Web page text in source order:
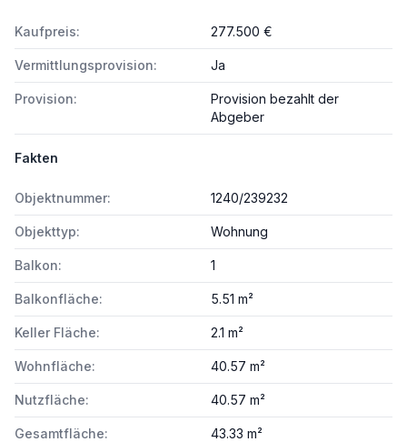
Kaufpreis: 277.500 €
Vermittlungsprovision: Ja
Provision:
Provision bezahlt der
Abgeber
Fakten
Objektnummer: 1240/239232
Objekttyp: Wohnung
Balkon: 1
Balkonfläche: 5.51 m²
Keller Fläche: 2.1 m²
Wohnfläche: 40.57 m²
Nutzfläche: 40.57 m²
Gesamtfläche: 43.33 m²